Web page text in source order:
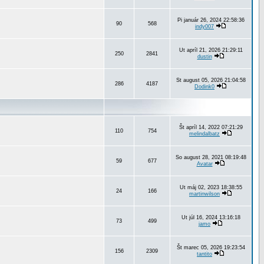
90 568
Pi január 26, 2024 22:58:36
indy007
250 2841
Ut apríl 21, 2026 21:29:11
dustin
286 4187
St august 05, 2026 21:04:58
Dodink0
110 754
Št apríl 14, 2022 07:21:29
melindalbatz
59 677
So august 28, 2021 08:19:48
Avatar
24 166
Ut máj 02, 2023 18:38:55
martinwilson
73 499
Ut júl 16, 2024 13:16:18
jamo
156 2309
Št marec 05, 2026 19:23:54
tantito